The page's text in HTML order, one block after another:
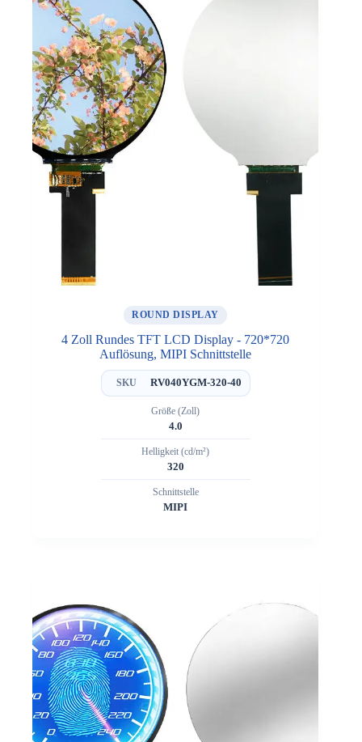
ROUND DISPLAY
4 Zoll Rundes TFT LCD Display - 720*720
Auflösung, MIPI Schnittstelle
SKU RV040YGM-320-40
Größe (Zoll)
4.0
Helligkeit (cd/m²)
320
Schnittstelle
MIPI